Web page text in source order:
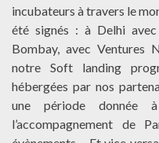
incubateurs à travers le
été signés : à Delhi
Bombay, avec Ventures
notre Soft landing
hébergées par nos
une période donnée
l’accompagnement de